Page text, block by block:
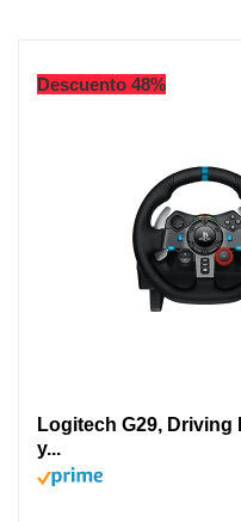
Descuento 48%
Logitech G29, Driving
y...